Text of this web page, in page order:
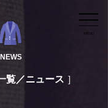
NEWS
覧／ニュース
MENU